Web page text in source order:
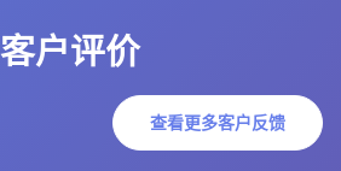
客户评价
查看更多客户反馈